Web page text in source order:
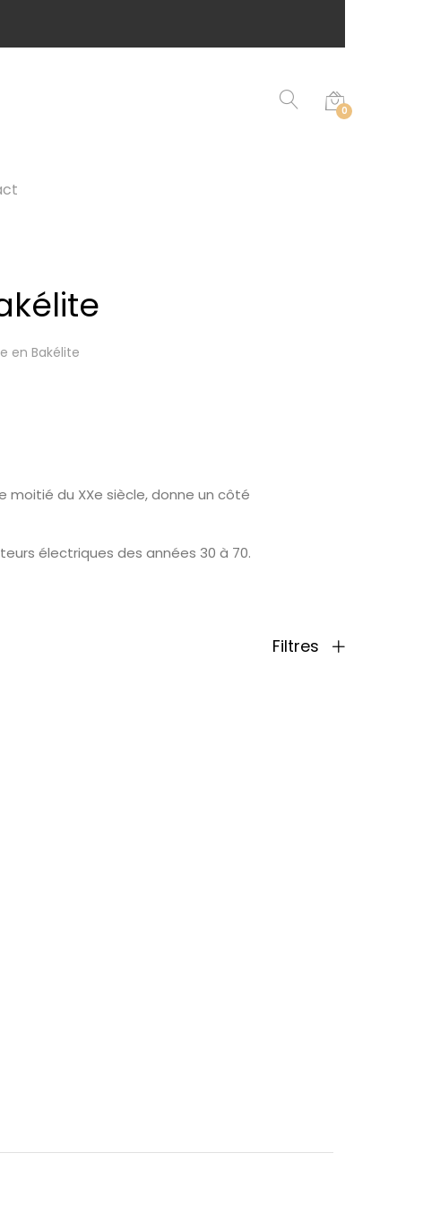
0
en Bakélite
du XXe siècle, donne un côté
électriques des années 30 à 70.
Filtres